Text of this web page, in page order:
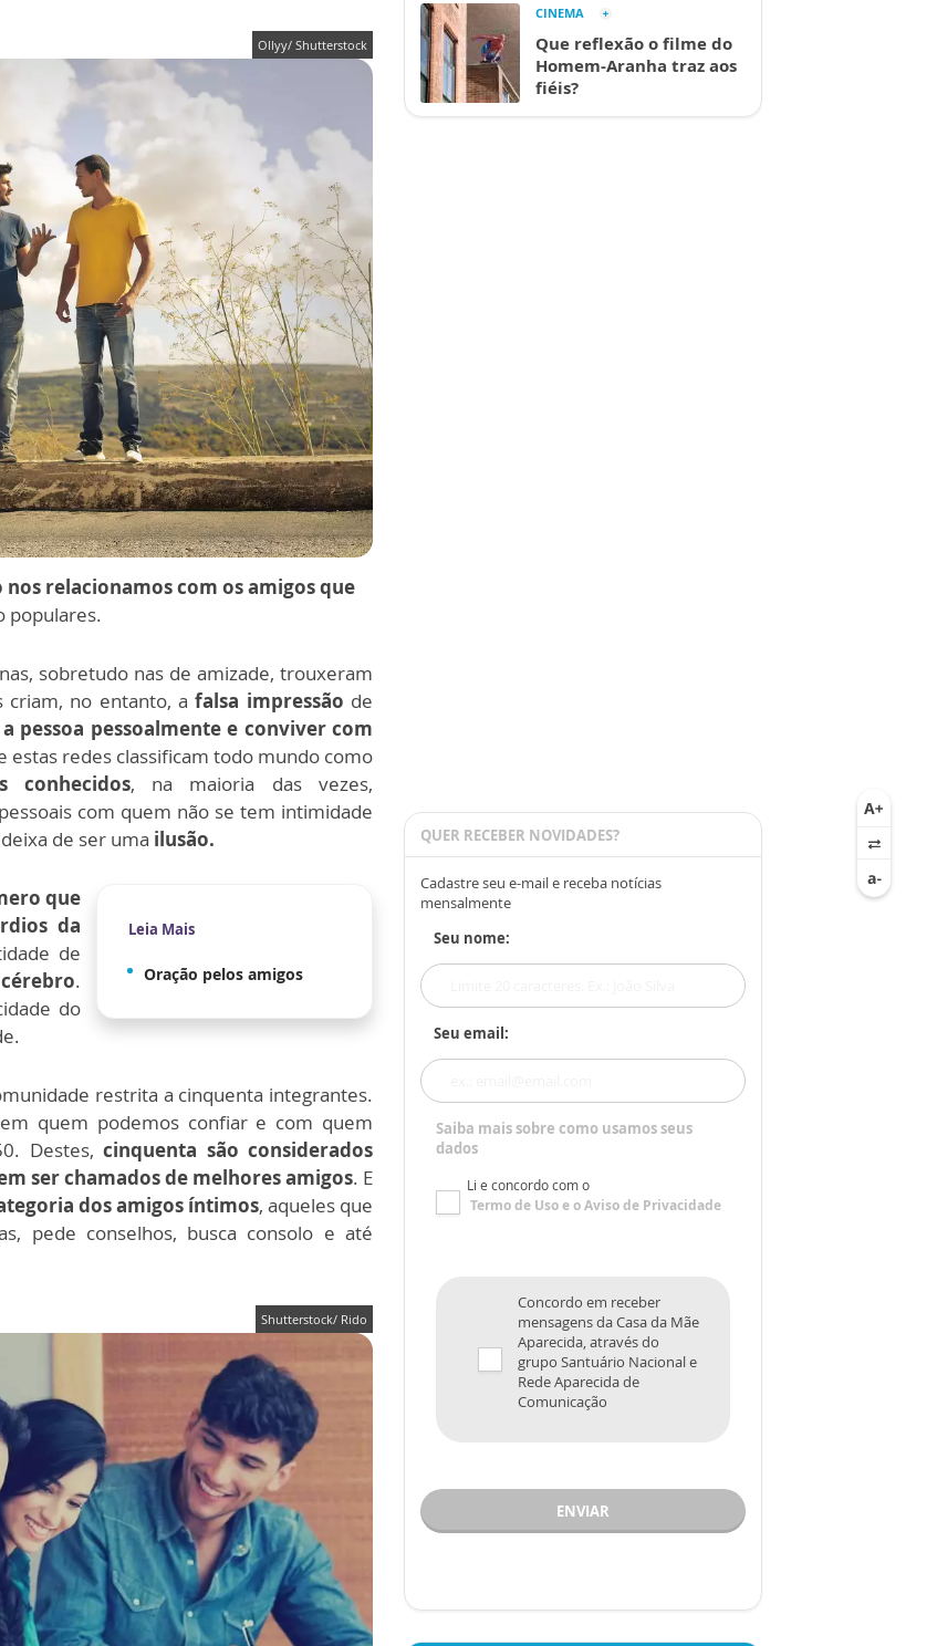
Ollyy/ Shutterstock
relacionamos com os amigos que
populares.
sobretudo nas de amizade, trouxeram
criam, no entanto, afalsa impressão de
pessoa pessoalmente e conviver com
estas redes classificam todo mundo como
conhecidos, na maioria das vezes,
com quem não se tem intimidade
de ser uma ilusão.
Leia Mais
Oração pelos amigos
que
da
de
.
do
restrita a cinquenta integrantes.
quem podemos confiar e com quem
Destes,cinquenta são considerados
ser chamados de melhores amigos. E
dos amigos íntimos, aqueles que
pede conselhos, busca consolo e até
Shutterstock/ Rido
CINEMA
Que reflexão o filme do
Homem-Aranha traz aos
fiéis?
QUER RECEBER NOVIDADES?
Cadastre seu e-mail e receba notícias
mensalmente
Seu nome:
Seu email:
Saiba mais sobre como usamos seus
dados
Li e concordo com o
Termo de Usoe oAviso de Privacidade
Concordo em receber
mensagens da Casa da Mãe
Aparecida, através do
grupo Santuário Nacional e
Rede Aparecida de
Comunicação
ENVIAR